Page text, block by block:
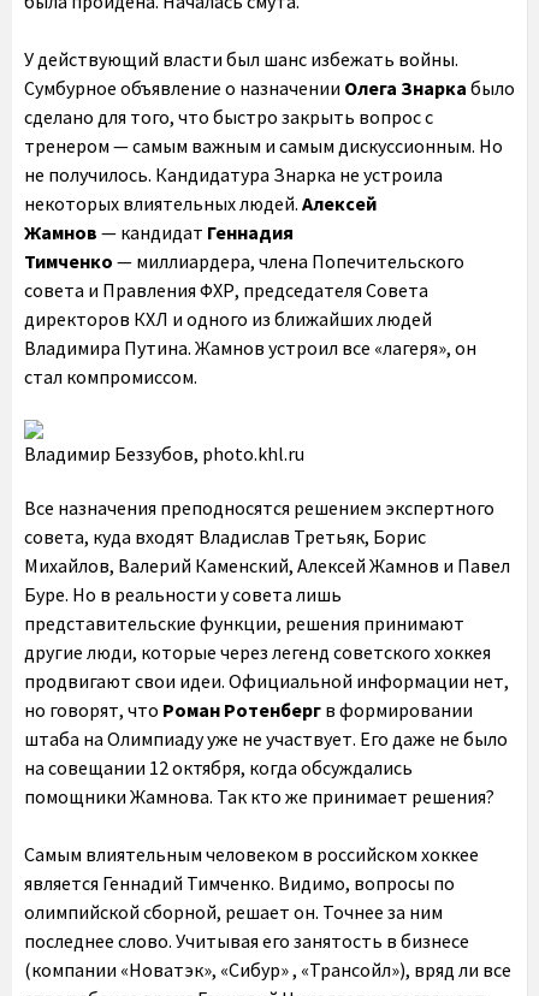
У действующий власти был шанс избежать войны.
Сумбурное объявление о назначении Олега Знарка было
сделано для того, что быстро закрыть вопрос с
тренером — самым важным и самым дискуссионным. Но
не получилось. Кандидатура Знарка не устроила
некоторых влиятельных людей. Алексей
Жамнов — кандидат Геннадия
Тимченко — миллиардера, члена Попечительского
совета и Правления ФХР, председателя Совета
директоров КХЛ и одного из ближайших людей
Владимира Путина. Жамнов устроил все «лагеря», он
стал компромиссом.
Владимир Беззубов, photo.khl.ru
Все назначения преподносятся решением экспертного
совета, куда входят Владислав Третьяк, Борис
Михайлов, Валерий Каменский, Алексей Жамнов и Павел
Буре. Но в реальности у совета лишь
представительские функции, решения принимают
другие люди, которые через легенд советского хоккея
продвигают свои идеи. Официальной информации нет,
но говорят, что Роман Ротенберг в формировании
штаба на Олимпиаду уже не участвует. Его даже не было
на совещании 12 октября, когда обсуждались
помощники Жамнова. Так кто же принимает решения?
Самым влиятельным человеком в российском хоккее
является Геннадий Тимченко. Видимо, вопросы по
олимпийской сборной, решает он. Точнее за ним
последнее слово. Учитывая его занятость в бизнесе
(компании «Новатэк», «Сибур» , «Трансойл»), вряд ли все